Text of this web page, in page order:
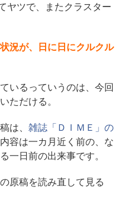
ヤツで、またクラスター
況が、日に日にクルクル
いるっていうのは、今回
ただける。
は、 雑誌「ＤＩＭＥ」の
容は一カ月近く前の、な
一日前の出来事です。
原稿を読み直して見る